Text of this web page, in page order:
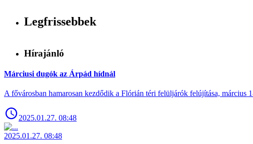
Legfrissebbek
Hírajánló
Márciusi dugók az Árpád hídnál
A fővárosban hamarosan kezdődik a Flórián téri felüljárók felújítása, március
2025.01.27. 08:48
2025.01.27. 08:48